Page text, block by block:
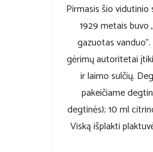
Pirmasis šio
1929 metais buvo
gazuotas
gėrimų autoritetai
ir laimo sulčių.
pakeičiame
degtinės); 10 ml
Viską išplakti